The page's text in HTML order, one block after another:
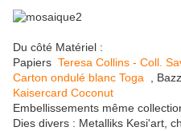
Du côté Matériel :
Papiers Teresa Collins - Coll.
Carton ondulé blanc Toga ,
Kaisercard Coconut
Embellissements même
Dies divers : Metalliks Kesi'art,